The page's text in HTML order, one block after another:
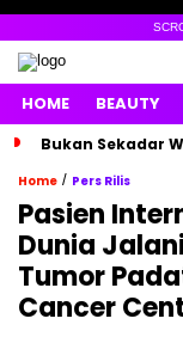
HOME BEAUTY
Bukan Sekadar
Home / Pers Rilis
Pasien
Dunia
Tumor
Cancer